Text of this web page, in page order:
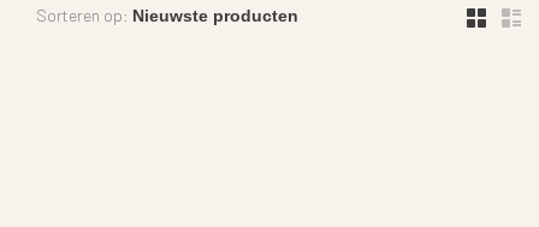
Sorteren op: